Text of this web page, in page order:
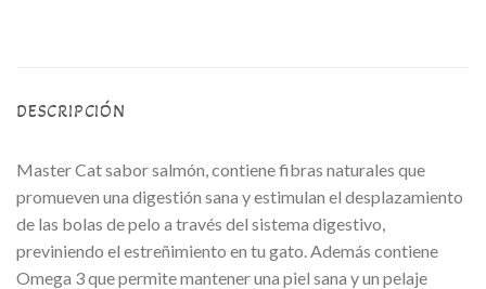
DESCRIPCIÓN
Master Cat sabor salmón, contiene fibras naturales que
promueven una digestión sana y estimulan el desplazamiento
de las bolas de pelo a través del sistema digestivo,
previniendo el estreñimiento en tu gato. Además contiene
Omega 3 que permite mantener una piel sana y un pelaje